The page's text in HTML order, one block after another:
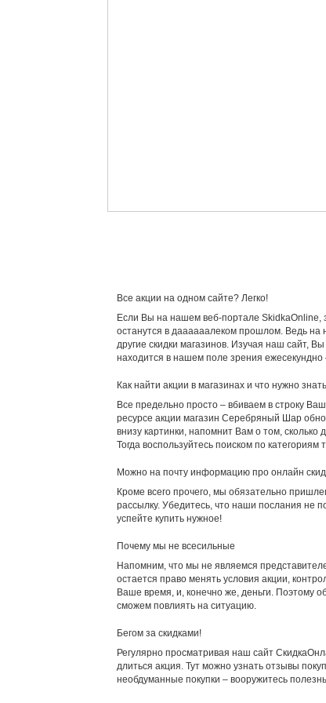
Все акции на одном сайте? Легко!
Если Вы на нашем веб-портале SkidkaOnline,
останутся в даааааалеком прошлом. Ведь на
другие скидки магазинов. Изучая наш сайт,
находится в нашем поле зрения
Как найти акции в магазинах и что нужно
Все предельно просто – вбиваем в строку
ресурсе акции магазин Серебряный Шар
внизу картинки, напомнит Вам о том,
Тогда воспользуйтесь поиском по
Можно на почту информацию про онлайн
Кроме всего прочего, мы обязательно
рассылку. Убедитесь, что наши послания не
успейте купить нужное!
Почему мы не всесильные
Напомним, что мы не являемся
остается право менять условия акции,
Ваше время, и, конечно же, деньги. Поэтому
сможем повлиять на ситуацию.
Бегом за скидками!
Регулярно просматривая наш сайт
длиться акция. Тут можно узнать отзывы
необдуманные покупки – вооружитесь